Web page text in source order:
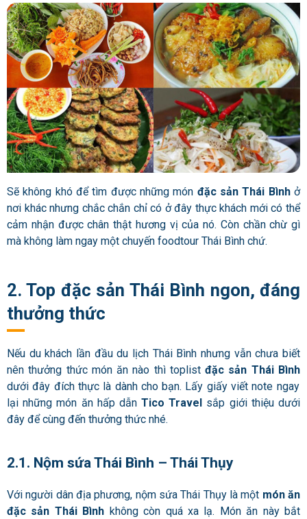
Sẽ không khó để tìm được những món đặc sản Thái Bìnhở
nơi khác nhưng chắc chắn chỉ có ở đây thực khách mới có thể
cảm nhận được chân thật hương vị của nó. Còn chần chừ gì
mà không làm ngay một chuyến foodtour Thái Bình chứ.
2. Top đặc sản Thái Bình ngon, đáng
thưởng thức
Nếu du khách lần đầu du lịch Thái Bình nhưng vẫn chưa biết
nên thưởng thức món ăn nào thì toplistđặc sản Thái Bình
dưới đây đích thực là dành cho bạn. Lấy giấy viết note ngay
lại những món ăn hấp dẫnTico Travel
sắp giới thiệu dưới
đây để cùng đến thưởng thức nhé.
2.1. Nộm sứa Thái Bình – Thái Thụy
Với người dân địa phương, nộm sứa Thái Thụy là một món ăn
đặc sản Thái Bình không còn quá xa lạ. Món ăn này bắt